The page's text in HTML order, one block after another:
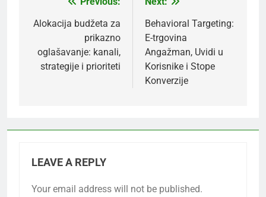
navigation
Alokacija budžeta za
prikazno
oglašavanje: kanali,
strategije i prioriteti
Behavioral Targeting:
E-trgovina
Angažman, Uvidi u
Korisnike i Stope
Konverzije
LEAVE A REPLY
Your email address will not be published.